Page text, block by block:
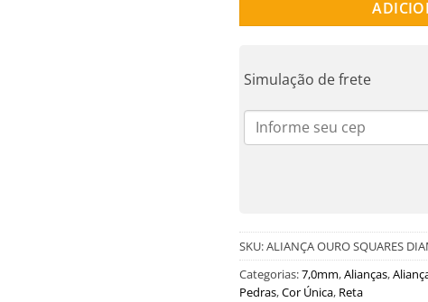
Simulação de frete
SKU:ALIANÇA OURO SQUARES
Categorias:7,0mm,Alianças,
Pedras,Cor Única, Reta